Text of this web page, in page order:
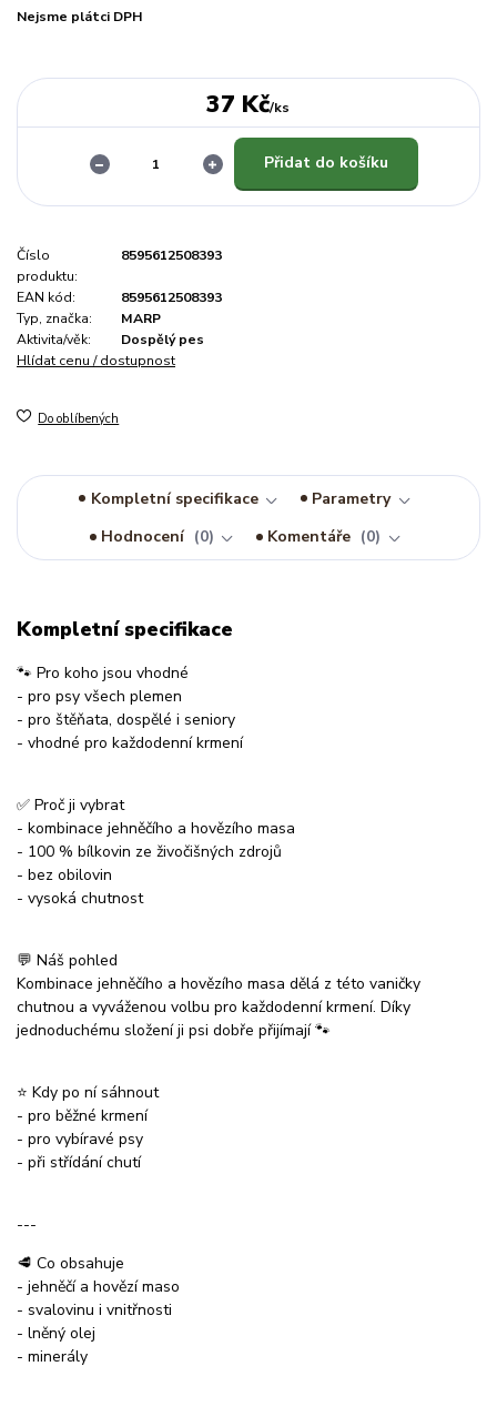
Nejsme plátci DPH
37 Kč/ks
Přidat do košíku
Číslo
produktu:
8595612508393
EAN kód:
8595612508393
Typ, značka:
MARP
Aktivita/věk:
Dospělý pes
Hlídat cenu / dostupnost
Do oblíbených
Kompletní specifikace
Parametry
Hodnocení
0 Komentáře 0
Kompletní specifikace
🐾 Pro koho jsou vhodné
- pro psy všech plemen
- pro štěňata, dospělé i seniory
- vhodné pro každodenní krmení
✅ Proč ji vybrat
- kombinace jehněčího a hovězího masa
- 100 % bílkovin ze živočišných zdrojů
- bez obilovin
- vysoká chutnost
💬 Náš pohled
Kombinace jehněčího a hovězího masa dělá z této vaničky
chutnou a vyváženou volbu pro každodenní krmení. Díky
jednoduchému složení ji psi dobře přijímají 🐾
⭐ Kdy po ní sáhnout
- pro běžné krmení
- pro vybíravé psy
- při střídání chutí
---
🥩 Co obsahuje
- jehněčí a hovězí maso
- svalovinu i vnitřnosti
- lněný olej
- minerály